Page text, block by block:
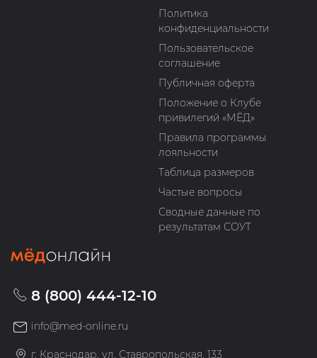
Политика
конфиденциальности
Пользовательское
соглашение
Публичная оферта
Положение о Клубе
привилегий «МЁД»
Правила программы
лояльности
Таблица размеров
Частые вопросы
Сводные данные по
результатам СОУТ
8 (800) 444-12-10
info@med-online.ru
г. Краснодар, ул. Ставропольская, 133